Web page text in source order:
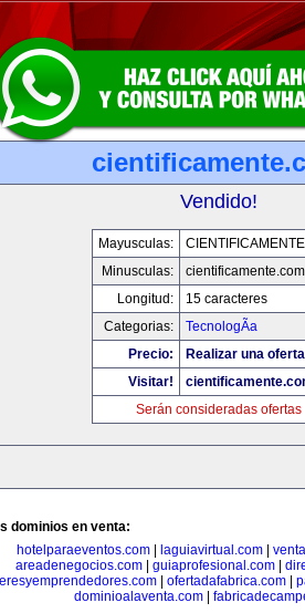
Vendido!
Mayusculas:
Minusculas:
cientificamente.com
Longitud:
15 caracteres
Categorias:
TecnologÃ­a
Precio:
Realizar una
Visitar!
Serán consideradas ofertas
dominios en venta:
hotelparaeventos.com
laguiavirtual.com
areadenegocios.com
guiaprofesional.com
ofertadafabrica.com
dominioalaventa.com|